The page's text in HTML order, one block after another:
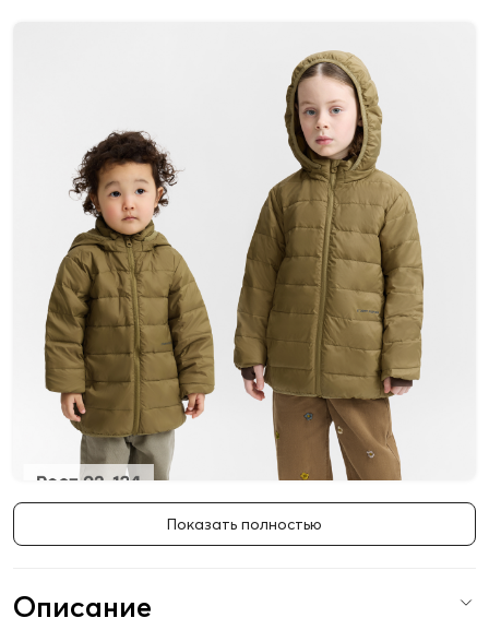
Показать полностью
Описание